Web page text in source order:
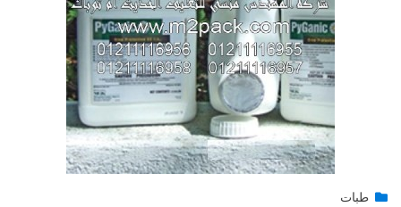
engmansyPosted
يناير 27, 2015
طبات